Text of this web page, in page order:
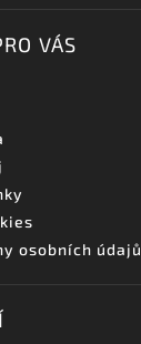
VÁS
osobních údajů